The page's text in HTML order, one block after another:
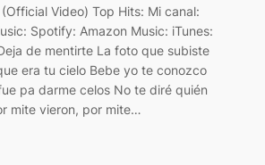
Video) Top Hits: Mi canal:
Spotify: Amazon Music: iTunes:
de mentirte La foto que subiste
era tu cielo Bebe yo te conozco
pa darme celos No te diré quién
mite vieron, por mite…